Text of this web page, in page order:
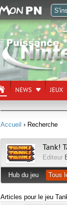
NEWS JEUX
Accueil › Recherche
Tank!
Editeur
Hub du jeu Tous
Articles pour le jeu